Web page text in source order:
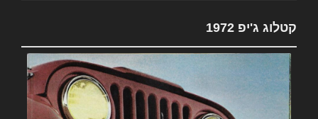
קטלוג ג'יפ 1972